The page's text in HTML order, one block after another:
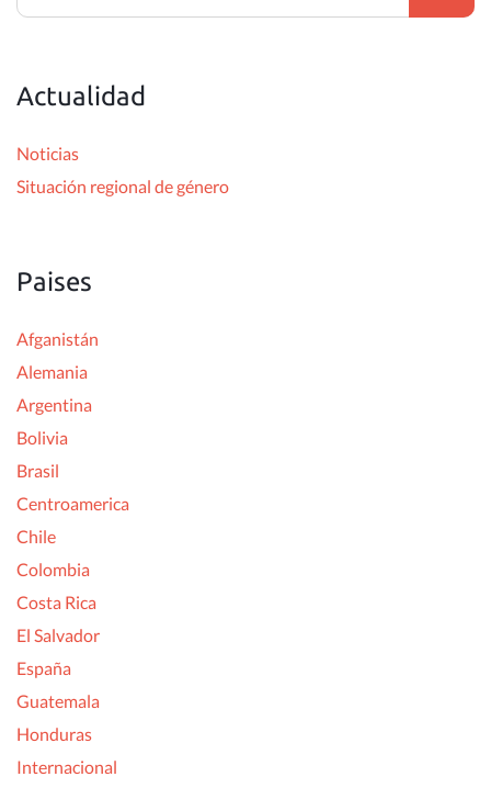
a
:
Actualidad
Noticias
Situación regional de género
Paises
Afganistán
Alemania
Argentina
Bolivia
Brasil
Centroamerica
Chile
Colombia
Costa Rica
El Salvador
España
Guatemala
Honduras
Internacional